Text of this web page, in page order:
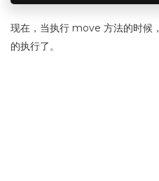
现在，当执行 move 方法的时候
的执行了。